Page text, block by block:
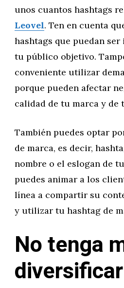
unos cuantos hashtags
Leovel. Ten en cuenta
hashtags que puedan
tu público objetivo.
conveniente utilizar
porque pueden afectar
calidad de tu marca y de
También puedes optar
de marca, es decir,
nombre o el eslogan de
puedes animar a los
línea a compartir su
y utilizar tu hashtag de
No tenga
diversificar